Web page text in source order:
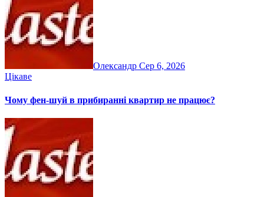
Олександр Сер 6, 2026
Цікаве
Чому фен-шуй в прибиранні квартир не працює?